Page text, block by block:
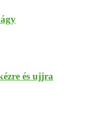
és ujjra